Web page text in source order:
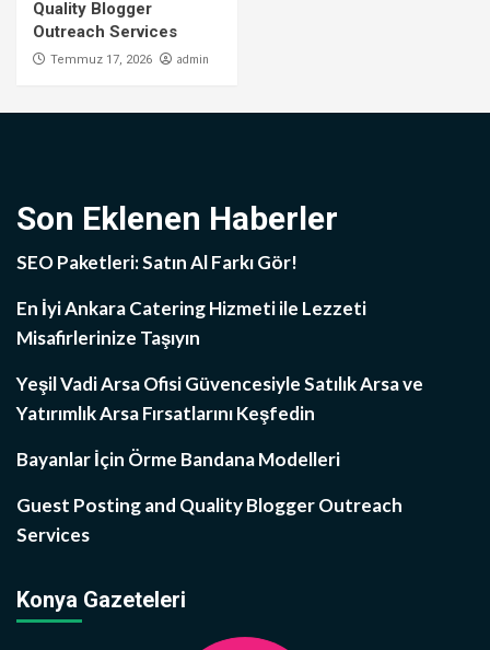
Quality Blogger
Outreach Services
Temmuz 17, 2026 admin
Son Eklenen Haberler
SEO Paketleri: Satın Al Farkı Gör!
En İyi Ankara Catering Hizmeti ile Lezzeti
Misafirlerinize Taşıyın
Yeşil Vadi Arsa Ofisi Güvencesiyle Satılık Arsa ve
Yatırımlık Arsa Fırsatlarını Keşfedin
Bayanlar İçin Örme Bandana Modelleri
Guest Posting and Quality Blogger Outreach
Services
Konya Gazeteleri